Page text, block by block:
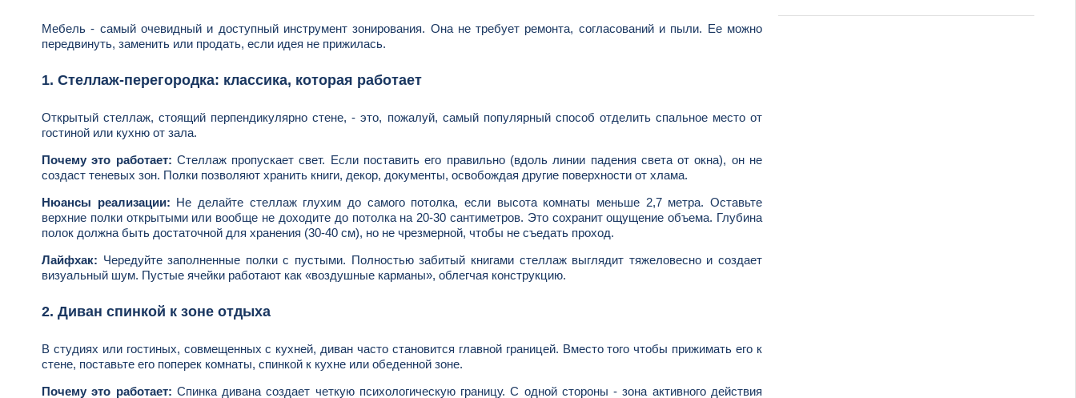
Мебель - самый очевидный и доступный инструмент зонирования. Она не требует ремонта, согласований и пыли. Ее можно
передвинуть, заменить или продать, если идея не прижилась.
1. Стеллаж-перегородка: классика, которая работает
Открытый стеллаж, стоящий перпендикулярно стене, - это, пожалуй, самый популярный способ отделить спальное место от
гостиной или кухню от зала.
Почему это работает: Стеллаж пропускает свет. Если поставить его правильно (вдоль линии падения света от окна), он не
создаст теневых зон. Полки позволяют хранить книги, декор, документы, освобождая другие поверхности от хлама.
Нюансы реализации: Не делайте стеллаж глухим до самого потолка, если высота комнаты меньше 2,7 метра. Оставьте
верхние полки открытыми или вообще не доходите до потолка на 20-30 сантиметров. Это сохранит ощущение объема. Глубина
полок должна быть достаточной для хранения (30-40 см), но не чрезмерной, чтобы не съедать проход.
Лайфхак: Чередуйте заполненные полки с пустыми. Полностью забитый книгами стеллаж выглядит тяжеловесно и создает
визуальный шум. Пустые ячейки работают как «воздушные карманы», облегчая конструкцию.
2. Диван спинкой к зоне отдыха
В студиях или гостиных, совмещенных с кухней, диван часто становится главной границей. Вместо того чтобы прижимать его к
стене, поставьте его поперек комнаты, спинкой к кухне или обеденной зоне.
Почему это работает: Спинка дивана создает четкую психологическую границу. С одной стороны - зона активного действия